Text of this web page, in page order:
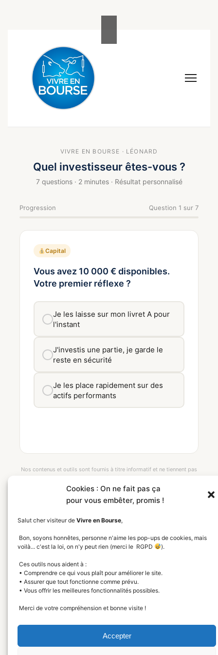
Cookies : On ne fait pas ça
pour vous embêter, promis !
Salut cher visiteur de Vivre en Bourse,
Bon, soyons honnêtes, personne n'aime les pop-ups de cookies, mais
voilà... c'est la loi, on n'y peut rien (merci le RGPD
).
Ces outils nous aident à :
• Comprendre ce qui vous plaît pour améliorer le site.
• Assurer que tout fonctionne comme prévu.
• Vous offrir les meilleures fonctionnalités possibles.
Merci de votre compréhension et bonne visite !
Accepter
contenu
VIVRE EN BOURSE · LÉONARD
Quel investisseur êtes-vous ?
7 questions · 2 minutes · Résultat personnalisé
Progression Question 1 sur 7
Capital
Vous avez 10 000 € disponibles.
Votre premier réflexe ?
Je les laisse sur mon livret A pour
l'instant
J'investis une partie, je garde le
reste en sécurité
Je les place rapidement sur des
actifs performants
Nos contenus et outils sont fournis à titre informatif et ne tiennent pas
compte de votre situation personnelle.
Les performances passées ne garantissent pas les performances
futures. Investir comporte un risque de perte en capital.
Gagnez en bourse — Simplement, durablement et
éthiquement
Affiliation
conseil en investissement.